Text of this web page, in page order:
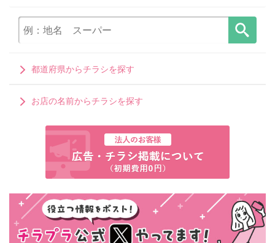
都道府県からチラシを探す
お店の名前からチラシを探す